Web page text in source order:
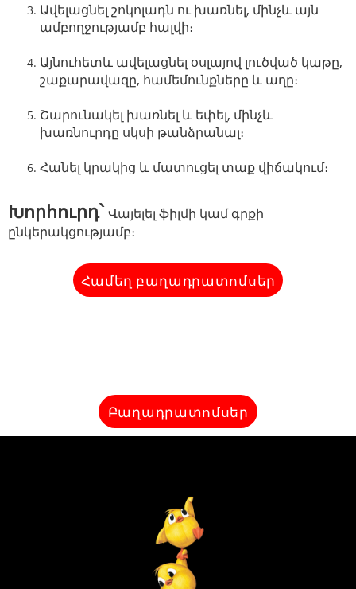
Ավելացնել շոկոլադն ու խառնել, մինչև այն
ամբողջությամբ հալվի։
Այնուհետև ավելացնել օսլայով լուծված կաթը,
շաքարավազը, համեմունքները և աղը։
Շարունակել խառնել և եփել, մինչև
խառնուրդը սկսի թանձրանալ։
Հանել կրակից և մատուցել տաք վիճակում։
Խորհուրդ՝Վայելել ֆիլմի կամ գրքի
ընկերակցությամբ։
Համեղ բաղադրատոմսեր
Բաղադրատոմսեր